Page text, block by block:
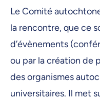
Le Comité
la rencontre, que ce
d’évènements
ou par la création de
des organismes
universitaires. Il met